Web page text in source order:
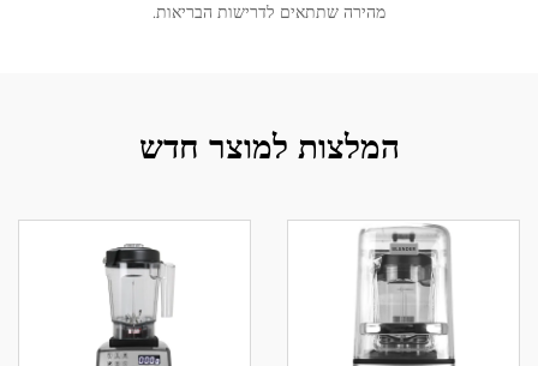
מהירה שתתאים לדרישות הבריאות.
המלצות למוצר חדש